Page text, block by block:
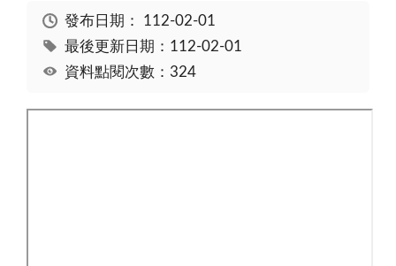
發布日期： 112-02-01
最後更新日期：112-02-01
資料點閱次數：324